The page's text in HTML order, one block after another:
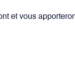
et vous